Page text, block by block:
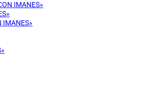
IMANES»
IMANES»